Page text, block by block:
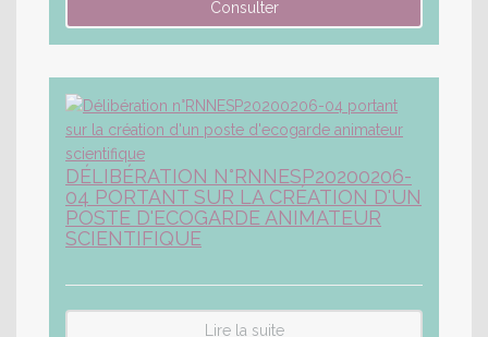
DÉLIBÉRATION N°RNNESP20200206-
04 PORTANT SUR LA CRÉATION D'UN
POSTE D'ECOGARDE ANIMATEUR
SCIENTIFIQUE
Lire la suite